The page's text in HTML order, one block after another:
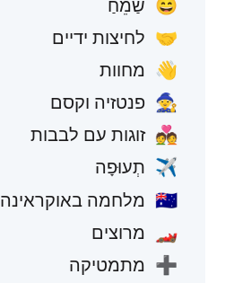
😄 שַׂמֵחַ
🤝 לחיצות ידיים
👋 מחוות
🧙 פנטזיה וקסם
💑 זוגות עם לבבות
✈️ תְעוּפָה
🇺🇦 מלחמה באוקראינה
🏎️ מרוצים
➕ מתמטיקה